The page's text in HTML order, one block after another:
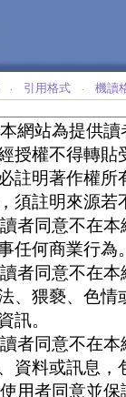
‧ 引用格式 ‧ 機讀